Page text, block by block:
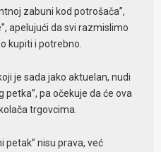
zabuni kod potrošača”,
apelujući da svi razmislimo
kupiti i potrebno.
je sada jako aktuelan, nudi
pa očekuje da će ova
trgovcima.
petak” nisu prava, već